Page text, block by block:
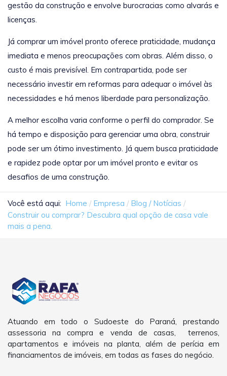
gestão da construção e envolve burocracias como alvarás e
licenças.
Já comprar um imóvel pronto oferece praticidade, mudança
imediata e menos preocupações com obras. Além disso, o
custo é mais previsível. Em contrapartida, pode ser
necessário investir em reformas para adequar o imóvel às
necessidades e há menos liberdade para personalização.
A melhor escolha varia conforme o perfil do comprador. Se
há tempo e disposição para gerenciar uma obra, construir
pode ser um ótimo investimento. Já quem busca praticidade
e rapidez pode optar por um imóvel pronto e evitar os
desafios de uma construção.
Você está aqui: Home Empresa
Blog / Notícias
Construir ou comprar? Descubra qual opção de casa vale
mais a pena.
Atuando em todo o Sudoeste do Paraná, prestando
assessoria na compra e venda de casas, terrenos,
apartamentos e imóveis na planta, além de perícia em
financiamentos de imóveis, em todas as fases do negócio.